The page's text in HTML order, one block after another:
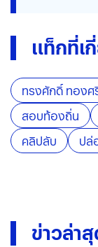
แท็กที่เ
ทรงศักดิ์ ทองศ
สอบท้องถิ่น
คลิปลับ
ปล่
ข่าวล่า